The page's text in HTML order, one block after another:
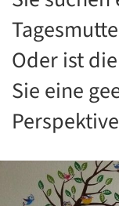
Oder ist
Sie eine